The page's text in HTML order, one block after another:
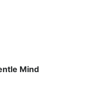
Mind